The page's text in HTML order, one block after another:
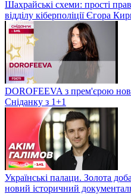
Шахрайські схеми: прості
відділу кіберполіції Єгора
DOROFEEVA з прем'єрою
Сніданку з 1+1
Українські палаци. Золота
новий історичний